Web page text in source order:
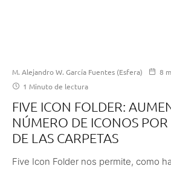
M. Alejandro W. García Fuentes (Esfera)
8
1 Minuto de lectura
FIVE ICON FOLDER:
NÚMERO DE ICONOS
DE LAS CARPETAS
Five Icon Folder nos permite, como